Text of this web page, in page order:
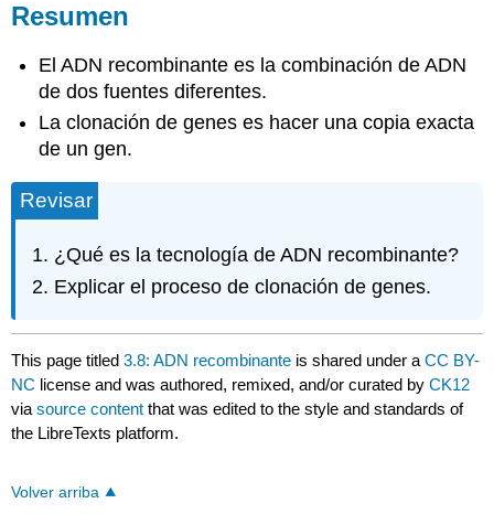
Resumen
El ADN recombinante es la combinación de ADN
de dos fuentes diferentes.
La clonación de genes es hacer una copia exacta
de un gen.
Revisar
¿Qué es la tecnología de ADN recombinante?
Explicar el proceso de clonación de genes.
This page titled3.8: ADN recombinante is shared under aCC BY-
NC license and was authored, remixed, and/or curated byCK12
viasource content that was edited to the style and standards of
the LibreTexts platform.
Volver arriba